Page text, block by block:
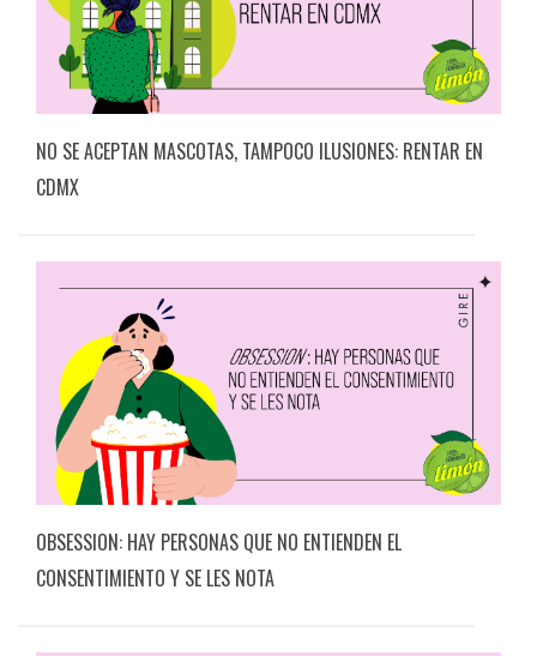
NO SE ACEPTAN MASCOTAS, TAMPOCO ILUSIONES: RENTAR EN
CDMX
OBSESSION: HAY PERSONAS QUE NO ENTIENDEN EL
CONSENTIMIENTO Y SE LES NOTA